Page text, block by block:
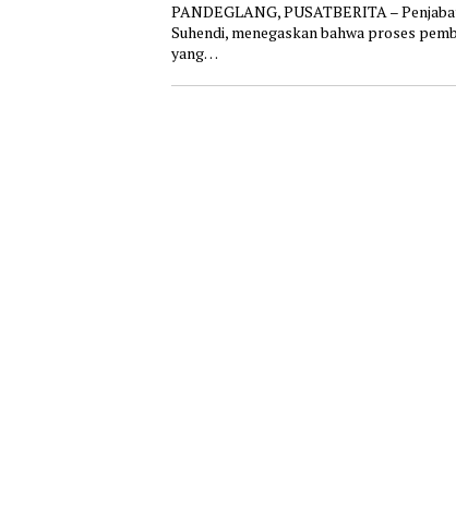
PANDEGLANG, PUSATBERITA –
Suhendi, menegaskan bahwa proses
yang…